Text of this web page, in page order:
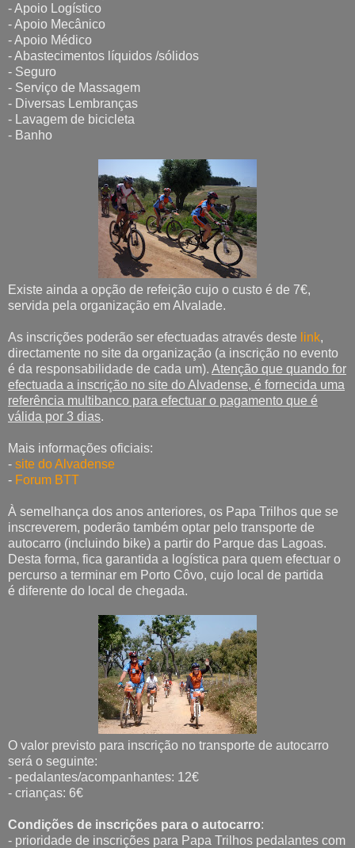
- Apoio Logístico
- Apoio Mecânico
- Apoio Médico
- Abastecimentos líquidos /sólidos
- Seguro
- Serviço de Massagem
- Diversas Lembranças
- Lavagem de bicicleta
- Banho
Existe ainda a opção de refeição cujo o custo é de 7€,
servida pela organização em Alvalade.
As inscrições poderão ser efectuadas através deste link,
directamente no site da organização (a inscrição no evento
é da responsabilidade de cada um). Atenção que quando for
efectuada a inscrição no site do Alvadense, é fornecida uma
referência multibanco para efectuar o pagamento que é
válida por 3 dias.
Mais informações oficiais:
- site do Alvadense
- Forum BTT
À semelhança dos anos anteriores, os Papa Trilhos que se
inscreverem, poderão também optar pelo transporte de
autocarro (incluindo bike) a partir do Parque das Lagoas.
Desta forma, fica garantida a logística para quem efectuar o
percurso a terminar em Porto Côvo, cujo local de partida
é diferente do local de chegada.
O valor previsto para inscrição no transporte de autocarro
será o seguinte:
- pedalantes/acompanhantes: 12€
- crianças: 6€
Condições de inscrições para o autocarro:
- prioridade de inscrições para Papa Trilhos pedalantes com